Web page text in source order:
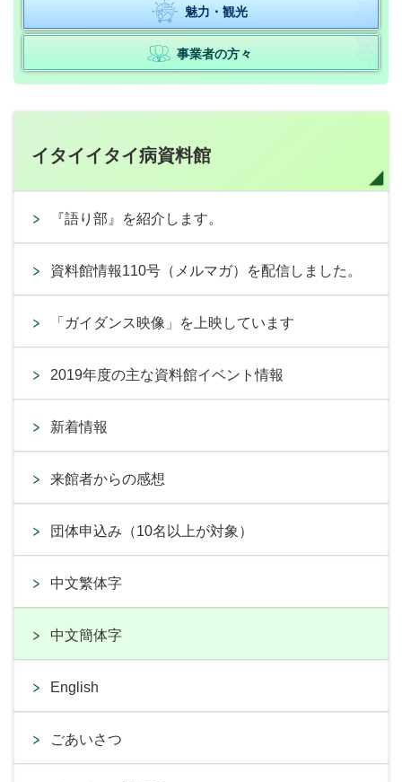
魅力・観光
事業者の方々
イタイイタイ病資料館
『語り部』を紹介します。
資料館情報110号（メルマガ）を配信しました。
「ガイダンス映像」を上映しています
2019年度の主な資料館イベント情報
新着情報
来館者からの感想
団体申込み（10名以上が対象）
中文繁体字
中文簡体字
English
ごあいさつ